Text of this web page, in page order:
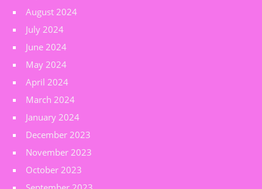
August 2024
July 2024
June 2024
May 2024
April 2024
March 2024
January 2024
December 2023
November 2023
October 2023